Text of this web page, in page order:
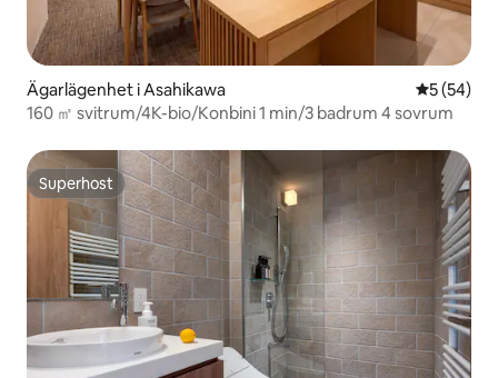
Ägarlägenhet i Asahikawa 5 av 5 i
5 (54)
160 ㎡ svitrum/4K-bio/Konbini 1 min/3 badrum 4 sovrum
Superhost
Superhost